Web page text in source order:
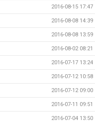
2016-08-15 17:47
2016-08-08 14:39
2016-08-08 13:59
2016-08-02 08:21
2016-07-17 13:24
2016-07-12 10:58
2016-07-12 09:00
2016-07-11 09:51
2016-07-04 13:50